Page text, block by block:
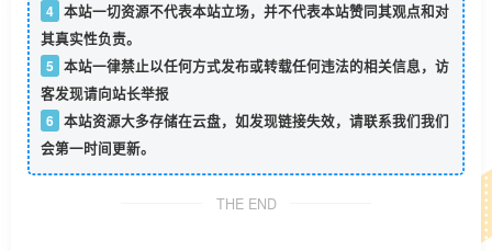
4 本站一切资源不代表本站立场，并不代表本站赞同其观点和对
其真实性负责。
5 本站一律禁止以任何方式发布或转载任何违法的相关信息，访
客发现请向站长举报
6 本站资源大多存储在云盘，如发现链接失效，请联系我们我们
会第一时间更新。
THE END